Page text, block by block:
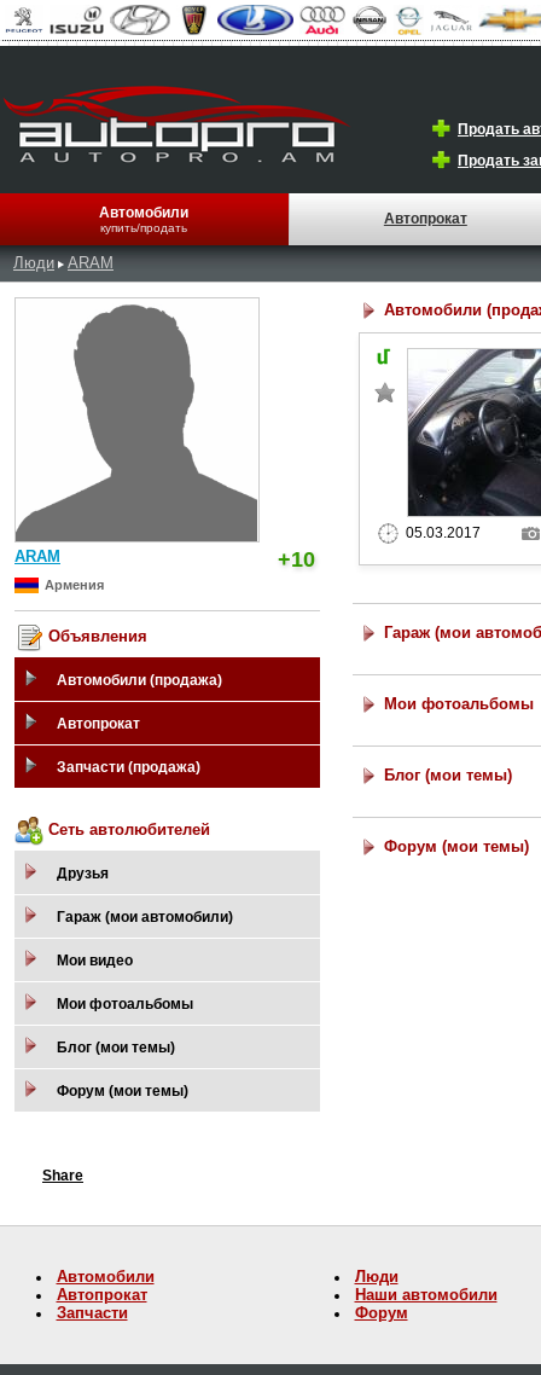
Продать
Продать
Автомобили
купить/продать
Автопрокат
Люди ARAM
ARAM +10
Армения
Объявления
Автомобили (продажа)
Автопрокат
Запчасти (продажа)
Сеть автолюбителей
Друзья
Гараж (мои автомобили)
Мои видео
Мои фотоальбомы
Блог (мои темы)
Форум (мои темы)
Share
Автомобили
05.03.2017
Гараж (мои
Мои фотоальбомы
Блог (мои темы)
Форум (мои темы)
Автомобили
Автопрокат
Запчасти
Люди
Наши автомобили
Форум